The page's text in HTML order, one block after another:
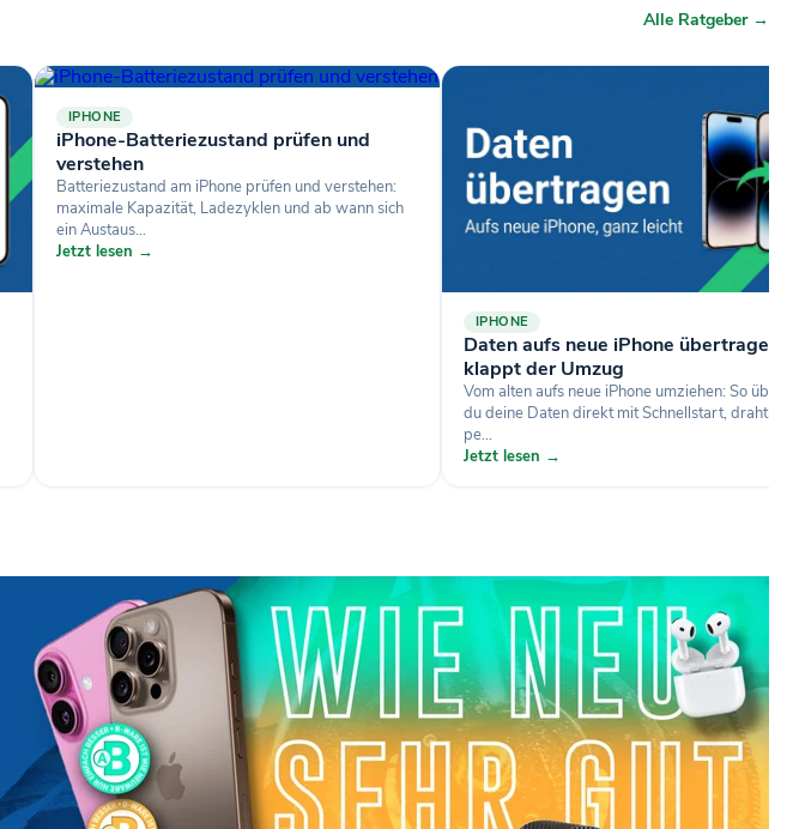
Alle Ratgeber →
IPHONE
iPhone-Batteriezustand prüfen und
verstehen
Batteriezustand am iPhone prüfen und verstehen:
maximale Kapazität, Ladezyklen und ab wann sich
ein Austaus...
Jetzt lesen →
IPHONE
Daten aufs neue iPhone übertragen:
klappt der Umzug
Vom alten aufs neue iPhone umziehen: So
du deine Daten direkt mit Schnellstart, drahtlos
pe...
Jetzt lesen →